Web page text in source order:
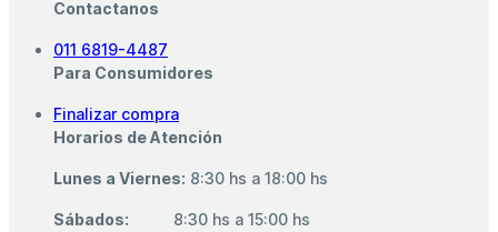
Contactanos
011 6819-4487
Para Consumidores
Finalizar compra
Horarios de Atención
Lunes a Viernes: 8:30 hs a 18:00 hs
Sábados: ‎ ‎ ‎ ‎ ‎ ‎ ‎ ‎ ‎ 8:30 hs a 15:00 hs